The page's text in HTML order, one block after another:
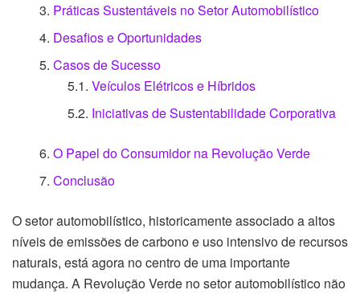
Práticas Sustentáveis no Setor Automobilístico
Desafios e Oportunidades
Casos de Sucesso
Veículos Elétricos e Híbridos
Iniciativas de Sustentabilidade Corporativa
O Papel do Consumidor na Revolução Verde
Conclusão
O setor automobilístico, historicamente associado a altos
níveis de emissões de carbono e uso intensivo de recursos
naturais, está agora no centro de uma importante
mudança. A Revolução Verde no setor automobilístico não